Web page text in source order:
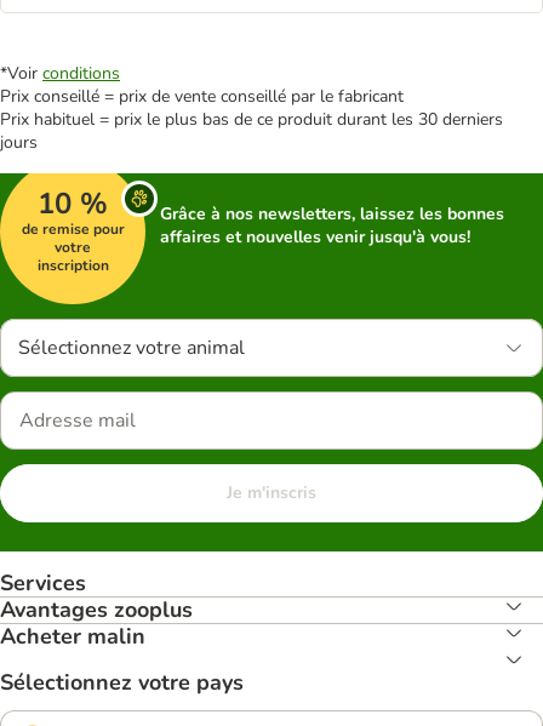
*Voir conditions
Prix conseillé = prix de vente conseillé par le fabricant
Prix habituel = prix le plus bas de ce produit durant les 30 derniers
jours
10 %
de remise pour
votre
inscription
Grâce à nos newsletters, laissez les bonnes
affaires et nouvelles venir jusqu'à vous!
Sélectionnez votre animal
Je m'inscris
Services
Avantages zooplus
Acheter malin
Sélectionnez votre pays